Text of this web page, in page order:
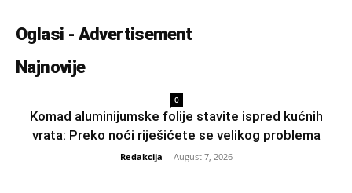
Oglasi - Advertisement
Najnovije
0
Komad aluminijumske folije stavite ispred kućnih
vrata: Preko noći riješićete se velikog problema
Redakcija - August 7, 2026